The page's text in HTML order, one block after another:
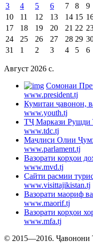
3
4 5 6 7 8
9
10
11 12 13 14 15
17
18 19 20 21 22
24
25 26 27 28 29
31
1 2 3 4 5 6
Август 2026 c.
Cомонаи
www.president.tj
Кумитаи ҷавонон,
www.youth.tj
ТҶ Маркази Рушди
www.tdc.tj
Маҷлиси Олии
www.parlament.tj
Вазорати корҳои
www.mvd.tj
Сайти расмии
www.visittajikistan.tj
Вазорати маориф
www.maorif.tj
Вазорати корҳои
www.mfa.tj
© 2015—2016. Ҷавонони